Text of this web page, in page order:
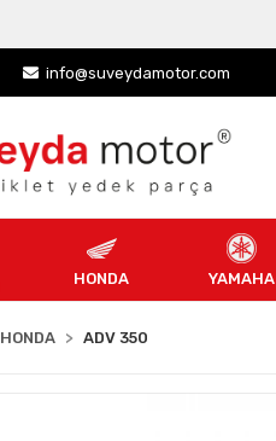
info@suveydamotor.com
HONDA YAMAHA
HONDA ADV 350